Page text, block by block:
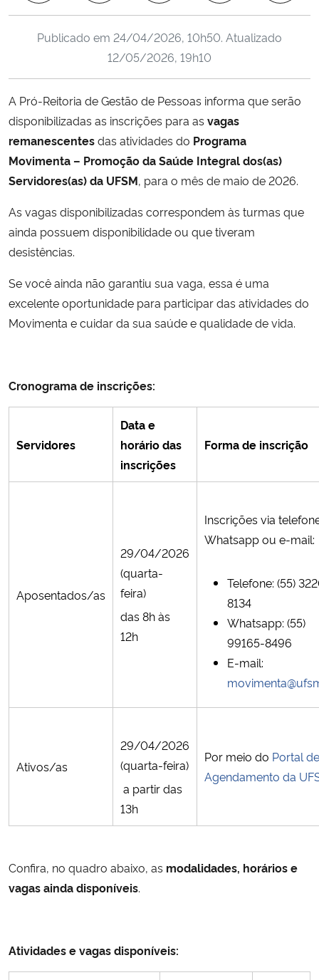
Ministério da Ciência, Tecnologia, Inovações e Comunicações
Ministério do Meio Ambiente
Ministério do Desenvolvimento Regional
Ministério da Mulher, da Família e dos Direitos Humanos
Secretaria de Governo
Gabinete de Segurança Institucional
Publicado em 24/04/2026, 10h50. Atualizado
12/05/2026, 19h10
A Pró-Reitoria de Gestão de Pessoas informa que serão
disponibilizadas as inscrições para as vagas
remanescentesdas atividades do Programa
Movimenta – Promoção da Saúde Integral dos(as)
Servidores(as) da UFSM, para o mês de maio de 2026.
As vagas disponibilizadas correspondem às turmas que
ainda possuem disponibilidade ou que tiveram
desistências.
Se você ainda não garantiu sua vaga, essa é uma
excelente oportunidade para participar das atividades do
Movimenta e cuidar da sua saúde e qualidade de vida.
Cronograma de inscrições:
Servidores
Data e
horário das
inscrições
Forma de inscrição
Aposentados/as
29/04/2026
(quarta-
feira)
das 8h às
12h
Inscrições via
Whatsapp ou e-mail:
Telefone: (55)
8134
Whatsapp: (55)
99165-8496
E-mail:
Ativos/as
29/04/2026
(quarta-feira)
a partir das
13h
Por meio do Portal de
Agendamento da
Confira, no quadro abaixo, as modalidades, horários e
vagas ainda disponíveis.
Atividades e vagas disponíveis: